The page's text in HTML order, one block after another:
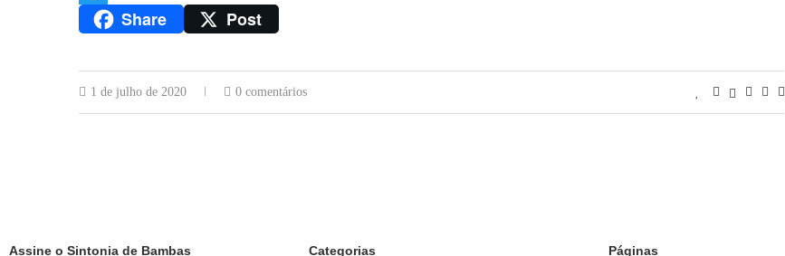
Twitter Share Post
1 de julho de 2020 0 comentários
Assine o Sintonia de Bambas Categorias Páginas